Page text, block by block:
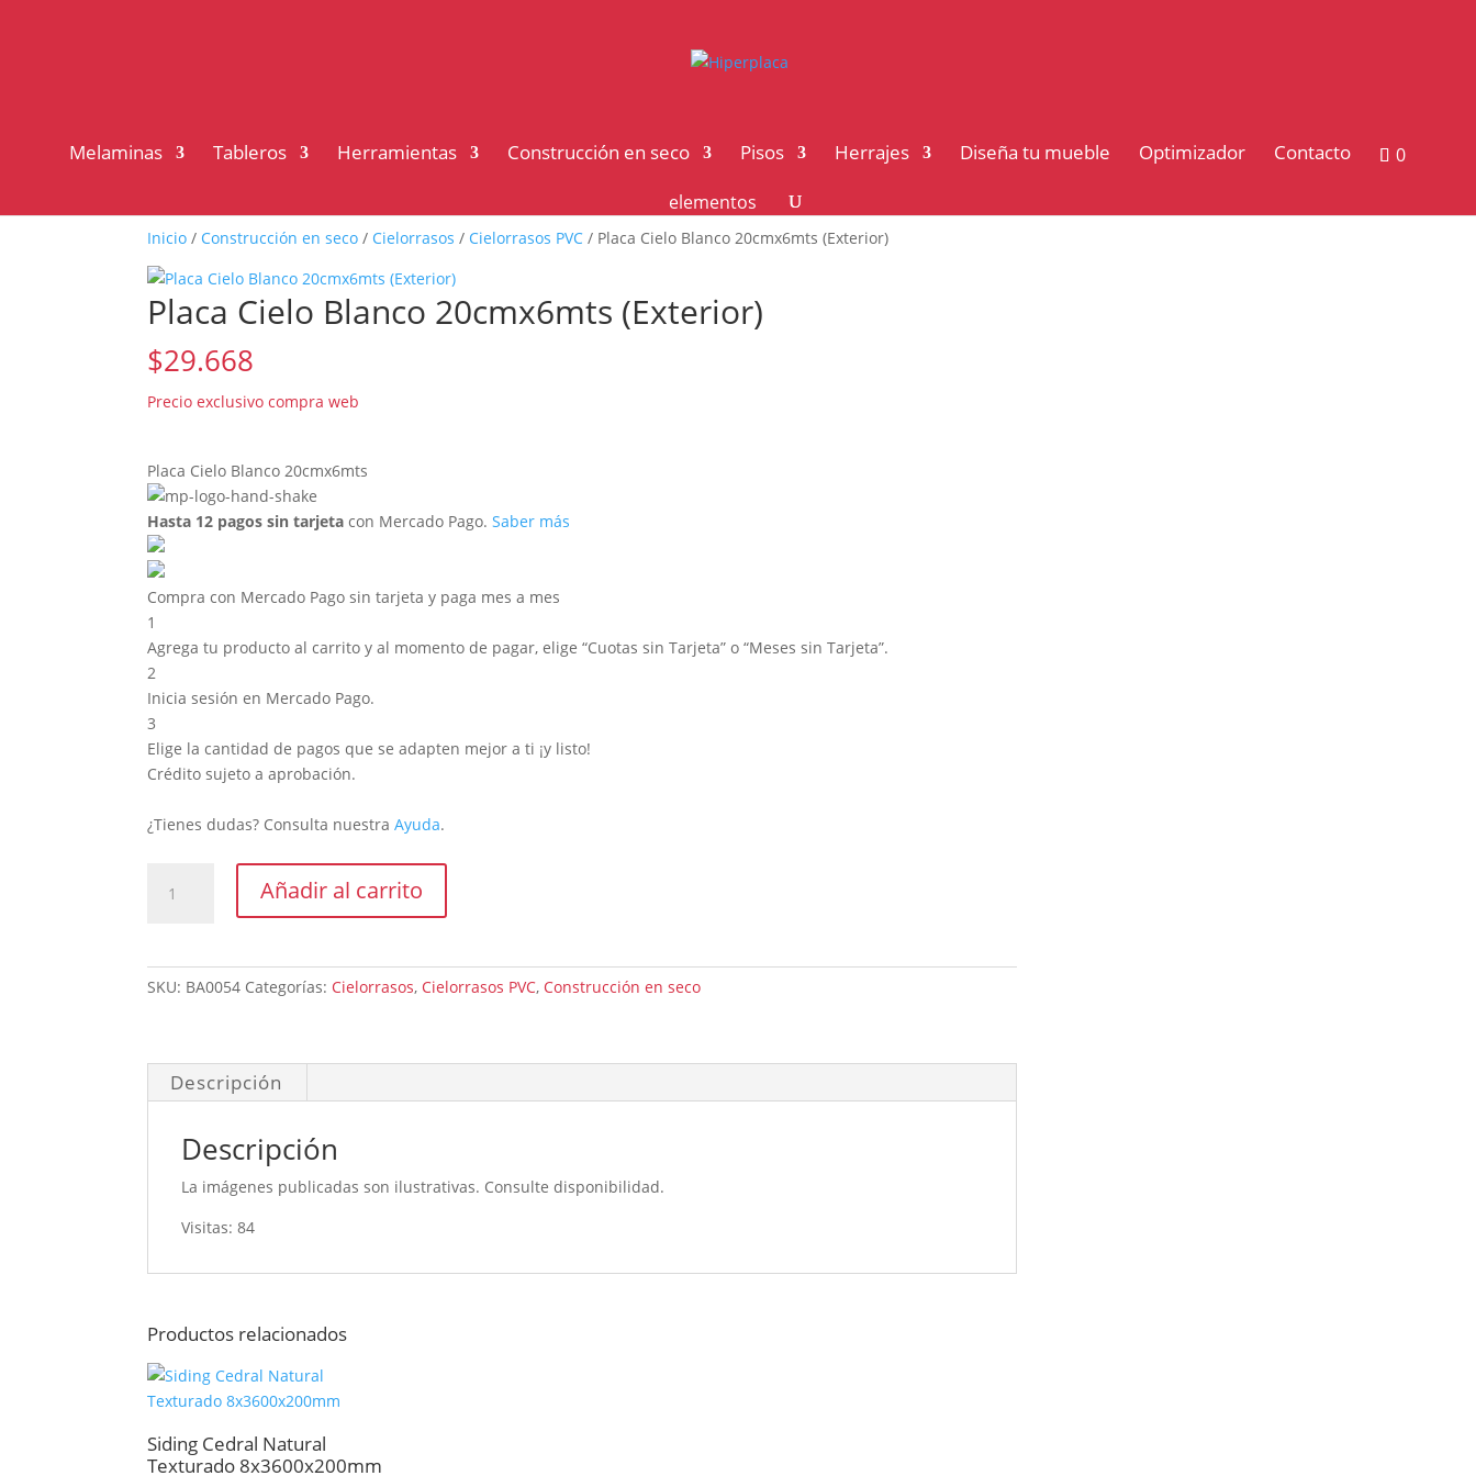
Melaminas Tableros Herramientas Construcción en seco Pisos Herrajes Diseña tu mueble Optimizador Contacto
0
elementos
Inicio / Construcción en seco / Cielorrasos / Cielorrasos PVC / Placa Cielo Blanco 20cmx6mts (Exterior)
Placa Cielo Blanco 20cmx6mts (Exterior)
$29.668
Placa Cielo Blanco 20cmx6mts
Hasta 12 pagos sin tarjeta con Mercado Pago. Saber más
Compra con Mercado Pago sin tarjeta y paga mes a mes
1
Agrega tu producto al carrito y al momento de pagar, elige “Cuotas sin Tarjeta” o “Meses sin Tarjeta”.
2
Inicia sesión en Mercado Pago.
3
Elige la cantidad de pagos que se adapten mejor a ti ¡y listo!
Crédito sujeto a aprobación.
¿Tienes dudas? Consulta nuestraAyuda.
Cielo
Añadir al carrito
SKU: BA0054 Categorías: Cielorrasos, Cielorrasos PVC, Construcción en seco
Descripción
Descripción
La imágenes publicadas son ilustrativas. Consulte disponibilidad.
Visitas: 84
Productos relacionados
Siding Cedral Natural
Texturado 8x3600x200mm